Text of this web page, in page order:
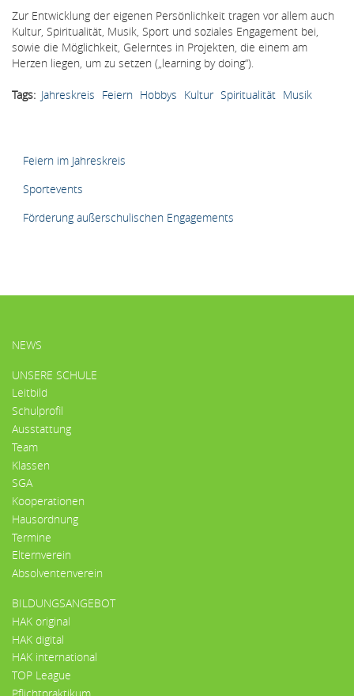
Zur Entwicklung der eigenen Persönlichkeit tragen vor allem auch
Kultur, Spiritualität, Musik, Sport und soziales Engagement bei,
sowie die Möglichkeit, Gelerntes in Projekten, die einem am
Herzen liegen, um zu setzen („learning by doing“).
Tags Jahreskreis Feiern Hobbys Kultur Spiritualität Musik
HAUPTMENÜ
Feiern im Jahreskreis
Sportevents
Förderung außerschulischen Engagements
HAUPTMENÜ
NEWS
UNSERE SCHULE
Leitbild
Schulprofil
Ausstattung
Team
Klassen
SGA
Kooperationen
Hausordnung
Termine
Elternverein
Absolventenverein
BILDUNGSANGEBOT
HAK original
HAK digital
HAK international
TOP League